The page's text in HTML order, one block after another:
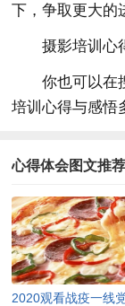
下，争取更大的
摄影培训心
你也可以在
培训心得与感悟
心得体会图文推荐
2020观看战疫一线